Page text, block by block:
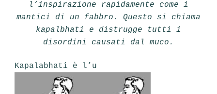
l’inspirazione rapidamente come i
mantici di un fabbro. Questo si chiama
kapalbhati e distrugge tutti i
disordini causati dal muco.
Kapalabhati è l’u